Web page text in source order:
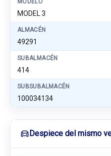
MODELO
MODEL 3
ALMACÉN
49291
SUBALMACÉN
414
SUBSUBALMACÉN
100034134
Despiece del mismo